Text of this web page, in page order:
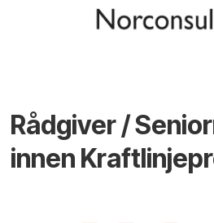
Rådgiver /
innen